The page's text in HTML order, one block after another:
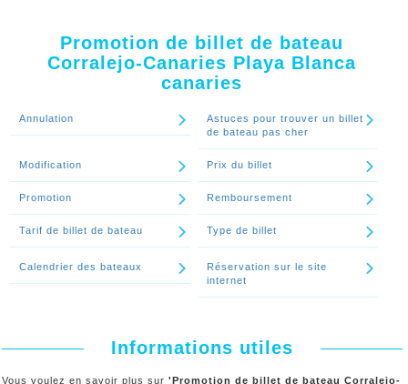
Continuer le spécial 'Y-a-t-il des billets de bateau Corralejo-Canaries
Playa Blanca canaries dernière minute - lastminute ?'
Promotion de billet de bateau
Corralejo-Canaries Playa Blanca
canaries
Annulation
Astuces pour trouver un billet
de bateau pas cher
Modification Prix du billet
Promotion Remboursement
Tarif de billet de bateau Type de billet
Calendrier des bateaux
Réservation sur le site
internet
Informations utiles
Vous voulez en savoir plus sur 'Promotion de billet de bateau Corralejo-